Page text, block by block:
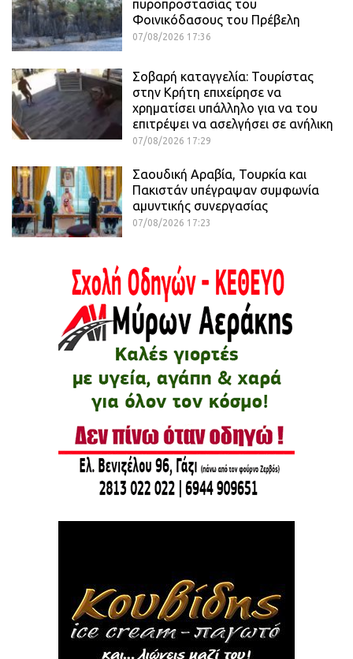
πυροπροστασίας του
Φοινικόδασους του Πρέβελη
07/08/2026 17:36
Σοβαρή καταγγελία: Τουρίστας
στην Κρήτη επιχείρησε να
χρηματίσει υπάλληλο για να του
επιτρέψει να ασελγήσει σε ανήλικη
07/08/2026 17:29
Σαουδική Αραβία, Τουρκία και
Πακιστάν υπέγραψαν συμφωνία
αμυντικής συνεργασίας
07/08/2026 17:23